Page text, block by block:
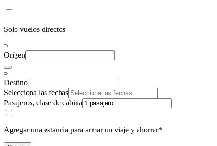
Solo vuelos directos
Origen
Destino
Selecciona las fechas
Pasajeros, clase de cabina
Agregar una estancia para armar un viaje y ahorrar*